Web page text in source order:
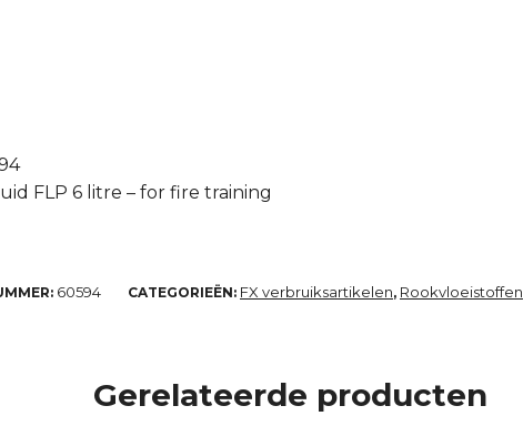
FLP 6 litre – for fire training
60594 CATEGORIEËN: FX verbruiksartikelen, Rookvloeistoffen
Gerelateerde producten